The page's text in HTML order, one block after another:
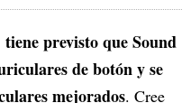
tiene previsto que Sound
de botón y se
mejorados. Cree